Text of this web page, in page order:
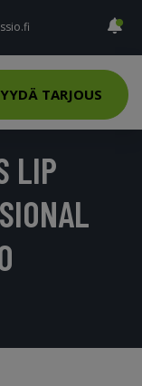
TARJOUS
LIP